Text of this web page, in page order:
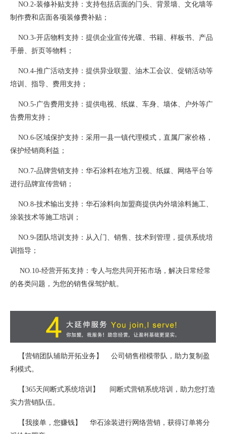
NO.2-装修补贴支持：支持包括店面的门头、背景墙、文化墙等
制作费和店面各项装修费补贴；
NO.3-开店物料支持：提供企业宣传光碟、书籍、样板书、产品
手册、折页等物料；
NO.4-推广活动支持：提供异业联盟、油木工会议、促销活动等
培训、指导、费用支持；
NO.5-广告费用支持：提供电视、纸媒、车身、墙体、户外等广
告费用支持；
NO.6-区域保护支持：采用一县一镇代理模式，直属厂家价格，
保护经销商利益；
NO.7-品牌营销支持：华石涂料在地方卫视、纸媒、网络平台等
进行品牌宣传营销；
NO.8-技术输出支持：华石涂料向加盟商提供内外墙涂料施工、
涂装技术等施工培训；
NO.9-团队培训支持：从入门、销售、技术到管理，提供系统培
训指导；
NO.10-经营开拓支持：专人与您共同开拓市场，解决日常经常
的各类问题，为您的销售保驾护航。
【营销团队辅助开拓业务】 公司销售楷模带队，助力复制盈
利模式。
【365天间断式系统培训】 间断式营销系统培训，助力您打造
实力营销队伍。
【我接单，您赚钱】 华石涂装进行网络营销，获得订单将分